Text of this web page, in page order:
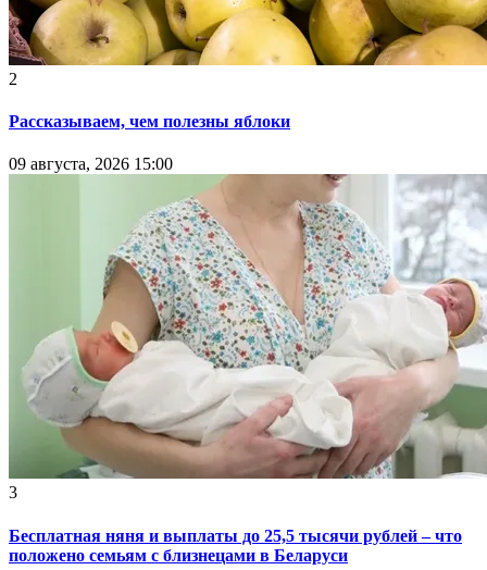
2
Рассказываем, чем полезны яблоки
09 августа, 2026 15:00
3
Бесплатная няня и выплаты до 25,5 тысячи рублей – что
положено семьям с близнецами в Беларуси